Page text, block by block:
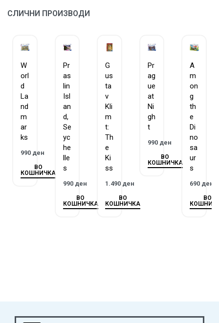
ЗАГАРАНТИРАН КВАЛИТЕТ – Равенсбургер има
од 130 години.
СЛИЧНИ ПРОИЗВОДИ
W
orl
d
La
nd
m
ar
ks
990 ден
ВО
КОШНИЧКА
Pr
as
lin
Isl
an
d,
Se
yc
he
lle
s
990 ден
ВО
КОШНИЧКА
G
us
ta
v
Kli
m
t:
Th
e
Ki
ss
1.490 ден
ВО
КОШНИЧКА
Pr
ag
ue
at
Ni
gh
t
990 ден
ВО
КОШНИЧКА
A
m
on
g
th
e
Di
no
sa
ur
s
690 ден
ВО